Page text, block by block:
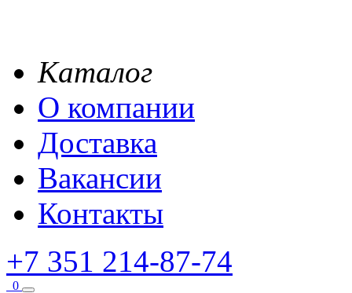
Каталог
О компании
Доставка
Вакансии
Контакты
+7 351 214-87-74
0